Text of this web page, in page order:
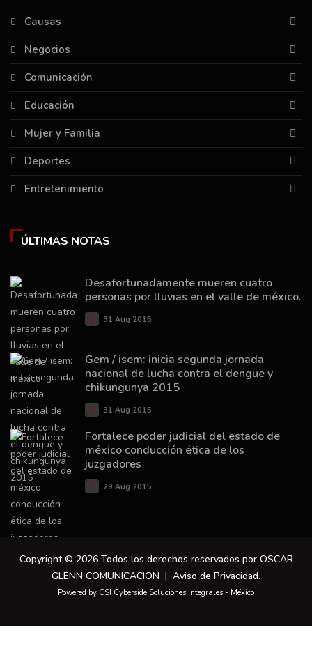
Causas
Negocios
Comunicación
Educación
Mujer y Familia
Deportes
Entretenimiento
ÚLTIMAS NOTAS
Desafortunadamente mueren cuatro
personas por lluvias en el valle de méxico.
31 Aug 2015
Gem / isem: inicia segunda jornada
nacional de lucha contra el dengue y
chikungunya 2015
31 Aug 2015
Fortalece poder judicial del estado de
méxico conducción ética de los
juzgadores
29 Aug 2015
Copyright © 2026 Todos los derechos reservados por OSCAR
GLENN COMUNICACION | Aviso de Privacidad.
Powered by CSI Cyberside Soluciones Integrales - México